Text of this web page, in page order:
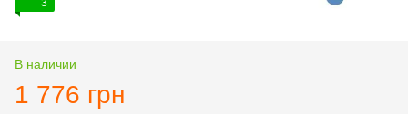
В наличии
1 776 грн